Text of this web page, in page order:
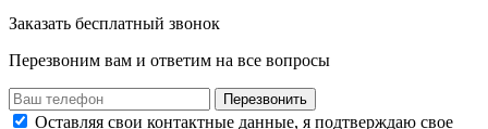
Заказать бесплатный звонок
Перезвоним вам и ответим на все вопросы
Перезвонить
Оставляя свои контактные данные, я подтверждаю свое